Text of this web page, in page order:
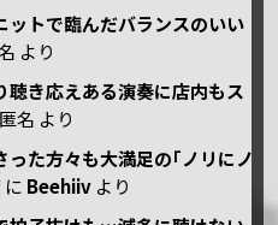
ットで臨んだバランスのいい
より
聴き応えある演奏に店内もス
匿名 より
った方々も大満足の｢ノリにノ
に Beehiiv より